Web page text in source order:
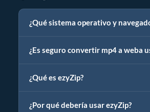
¿Qué sistema operativo y
¿Es seguro convertir mp4 a weba
¿Qué es ezyZip?
¿Por qué debería usar ezyZip?